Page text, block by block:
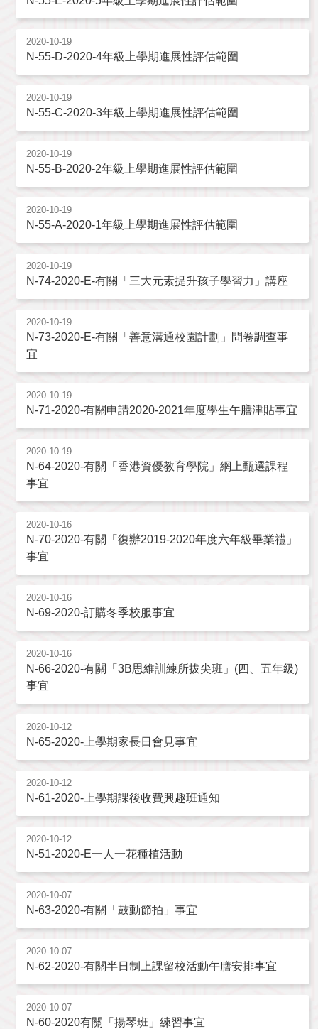
2020-10-19
N-55-D-2020-4年級上學期進展性評估範圍
2020-10-19
N-55-C-2020-3年級上學期進展性評估範圍
2020-10-19
N-55-B-2020-2年級上學期進展性評估範圍
2020-10-19
N-55-A-2020-1年級上學期進展性評估範圍
2020-10-19
N-74-2020-E-有關「三大元素提升孩子學習力」講座
2020-10-19
N-73-2020-E-有關「善意溝通校園計劃」問卷調查事
宜
2020-10-19
N-71-2020-有關申請2020-2021年度學生午膳津貼事宜
2020-10-19
N-64-2020-有關「香港資優教育學院」網上甄選課程
事宜
2020-10-16
N-70-2020-有關「復辦2019-2020年度六年級畢業禮」
事宜
2020-10-16
N-69-2020-訂購冬季校服事宜
2020-10-16
N-66-2020-有關「3B思維訓練所拔尖班」(四、五年級)
事宜
2020-10-12
N-65-2020-上學期家長日會見事宜
2020-10-12
N-61-2020-上學期課後收費興趣班通知
2020-10-12
N-51-2020-E一人一花種植活動
2020-10-07
N-63-2020-有關「鼓動節拍」事宜
2020-10-07
N-62-2020-有關半日制上課留校活動午膳安排事宜
2020-10-07
N-60-2020有關「揚琴班」練習事宜